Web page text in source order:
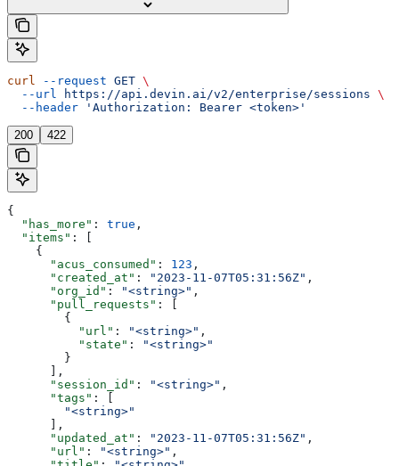
curl --request GET \
  --url
https://api.devin.ai/v2/enterprise/sessions \
  --header
'Authorization: Bearer <token>'
200 422
{
  "has_more"
: true ,
  "items"
: [
    {
      "acus_consumed"
: 123 ,
      "created_at"
: "2023-11-07T05:31:56Z" ,
      "org_id"
: "<string>" ,
      "pull_requests"
: [
        {
          "url"
: "<string>" ,
          "state"
:
"<string>"
        }
      ],
      "session_id"
: "<string>" ,
      "tags"
: [
        "<string>"
      ],
      "updated_at"
: "2023-11-07T05:31:56Z" ,
      "url"
: "<string>" ,